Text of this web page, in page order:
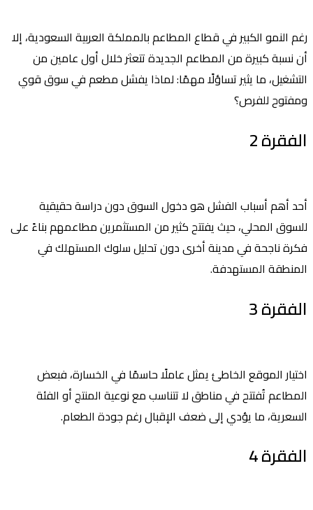
رغم النمو الكبير في قطاع المطاعم بالمملكة العربية السعودية، إلا
أن نسبة كبيرة من المطاعم الجديدة تتعثر خلال أول عامين من
التشغيل، ما يثير تساؤلًا مهمًا: لماذا يفشل مطعم في سوق قوي
ومفتوح للفرص؟
الفقرة 2
أحد أهم أسباب الفشل هو دخول السوق دون دراسة حقيقية
للسوق المحلي، حيث يفتتح كثير من المستثمرين مطاعمهم بناءً على
فكرة ناجحة في مدينة أخرى دون تحليل سلوك المستهلك في
المنطقة المستهدفة.
الفقرة 3
اختيار الموقع الخاطئ يمثل عاملًا حاسمًا في الخسارة، فبعض
المطاعم تُفتتح في مناطق لا تتناسب مع نوعية المنتج أو الفئة
السعرية، ما يؤدي إلى ضعف الإقبال رغم جودة الطعام.
الفقرة 4